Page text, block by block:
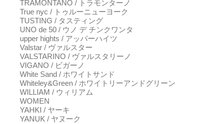
TRAMONTANO / トラモンターノ
True nyc / トゥルーニューヨーク
TUSTING / タスティング
UNO de 50 / ウノ デ チンクワンタ
upper hights / アッパーハイツ
Valstar / ヴァルスター
VALSTARINO / ヴァルスタリーノ
VIGANO / ビガーノ
White Sand / ホワイトサンド
Whiteley&Green / ホワイトリーアンドグリーン
WILLIAM / ウィリアム
WOMEN
YAHKI / ヤーキ
YANUK / ヤヌーク